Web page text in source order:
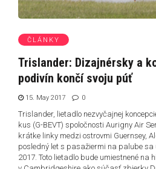
ČLÁNKY
Trislander: Dizajnérsky a
podivín končí svoju púť
15. May 2017 0
Trislander, lietadlo nezvyčajnej
kus (G-BEVT) spoločnosti Aurigny Air
krátke linky medzi ostrovmi Guernsey,
posledný let s pasažiermi na palube sa
2017. Toto lietadlo bude umiestnené na